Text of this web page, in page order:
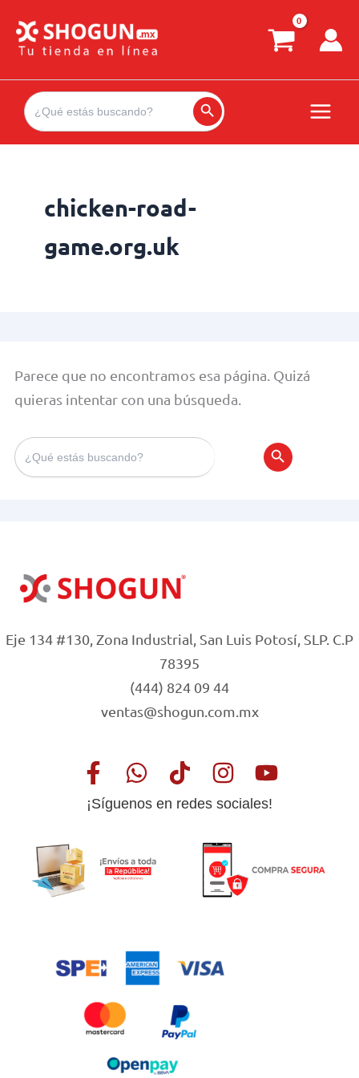
contenido
Search
for:
chicken-road-
game.org.uk
Parece que no encontramos esa página. Quizá
quieras intentar con una búsqueda.
Search
for:
Eje 134 #130, Zona Industrial, San Luis Potosí, SLP. C.P
78395
(444) 824 09 44
ventas@shogun.com.mx
¡Síguenos en redes sociales!